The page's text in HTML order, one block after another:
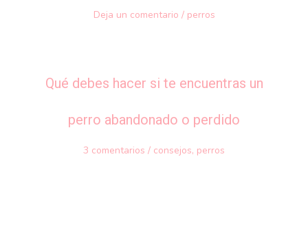
Deja un comentario / perros
Qué debes hacer si te encuentras un
perro abandonado o perdido
3 comentarios / consejos, perros